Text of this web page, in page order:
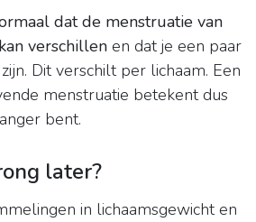
dat de menstruatie van
verschillen en dat je een paar
Dit verschilt per lichaam. Een
menstruatie betekent dus
bent.
later?
in lichaamsgewicht en